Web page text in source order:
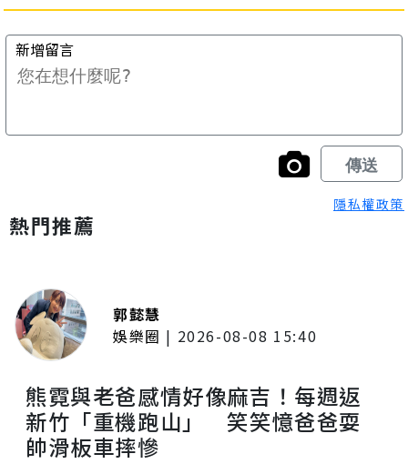
隱私權政策
熱門推薦
郭懿慧
娛樂圈 | 2026-08-08 15:40
熊霓與老爸感情好像麻吉！每週返
新竹「重機跑山」 笑笑憶爸爸耍
帥滑板車摔慘